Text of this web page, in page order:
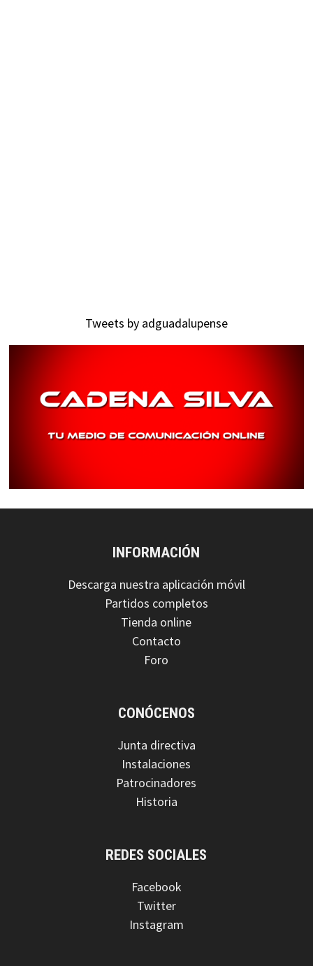
Tweets by adguadalupense
INFORMACIÓN
Descarga nuestra aplicación móvil
Partidos completos
Tienda online
Contacto
Foro
CONÓCENOS
Junta directiva
Instalaciones
Patrocinadores
Historia
REDES SOCIALES
Facebook
Twitter
Instagram